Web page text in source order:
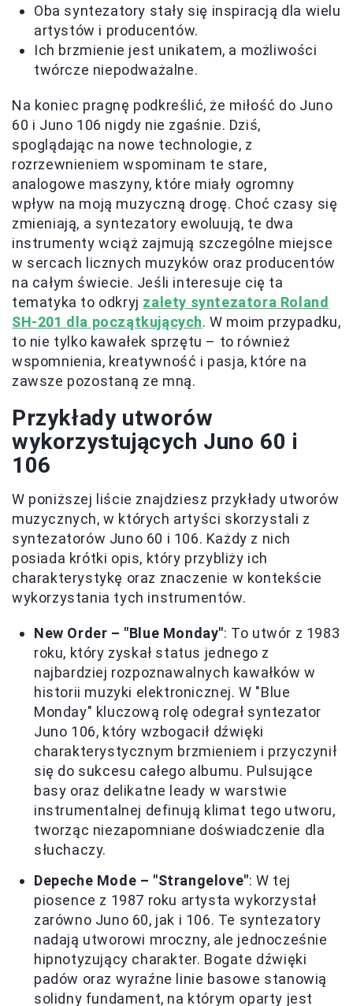
Oba syntezatory stały się inspiracją dla wielu
artystów i producentów.
Ich brzmienie jest unikatem, a możliwości
twórcze niepodważalne.
Na koniec pragnę podkreślić, że miłość do Juno
60 i Juno 106 nigdy nie zgaśnie. Dziś,
spoglądając na nowe technologie, z
rozrzewnieniem wspominam te stare,
analogowe maszyny, które miały ogromny
wpływ na moją muzyczną drogę. Choć czasy się
zmieniają, a syntezatory ewoluują, te dwa
instrumenty wciąż zajmują szczególne miejsce
w sercach licznych muzyków oraz producentów
na całym świecie. Jeśli interesuje cię ta
tematyka to odkryj zalety syntezatora Roland
SH-201 dla początkujących. W moim przypadku,
to nie tylko kawałek sprzętu – to również
wspomnienia, kreatywność i pasja, które na
zawsze pozostaną ze mną.
Przykłady utworów
wykorzystujących Juno 60 i
106
W poniższej liście znajdziesz przykłady utworów
muzycznych, w których artyści skorzystali z
syntezatorów Juno 60 i 106. Każdy z nich
posiada krótki opis, który przybliży ich
charakterystykę oraz znaczenie w kontekście
wykorzystania tych instrumentów.
New Order – "Blue Monday": To utwór z 1983
roku, który zyskał status jednego z
najbardziej rozpoznawalnych kawałków w
historii muzyki elektronicznej. W "Blue
Monday" kluczową rolę odegrał syntezator
Juno 106, który wzbogacił dźwięki
charakterystycznym brzmieniem i przyczynił
się do sukcesu całego albumu. Pulsujące
basy oraz delikatne leady w warstwie
instrumentalnej definują klimat tego utworu,
tworząc niezapomniane doświadczenie dla
słuchaczy.
Depeche Mode – "Strangelove": W tej
piosence z 1987 roku artysta wykorzystał
zarówno Juno 60, jak i 106. Te syntezatory
nadają utworowi mroczny, ale jednocześnie
hipnotyzujący charakter. Bogate dźwięki
padów oraz wyraźne linie basowe stanowią
solidny fundament, na którym oparty jest